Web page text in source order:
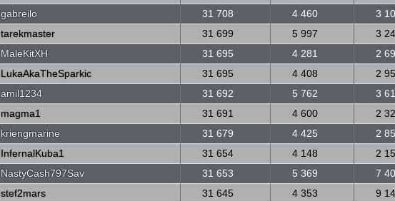
gabreilo 31 708 4 460 3
tarekmaster 31 699 5 997 3
MaleKitXH 31 695 4 281 2
LukaAkaTheSparkic 31 695 4 408 2
amil1234 31 692 5 762 3
magma1 31 691 4 600 2
kriengmarine 31 679 4 425 2
InfernalKuba1 31 654 4 148 2
NastyCash797Sav 31 653 5 369 7
stef2mars 31 645 4 353 9